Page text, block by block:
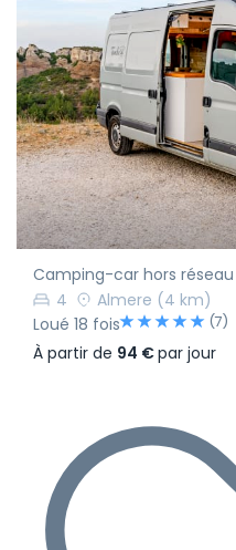
Camping-car hors
4
Almere (4 km)
Loué 18 fois
(7)
À partir de 94 €par jour